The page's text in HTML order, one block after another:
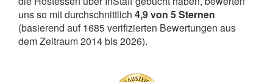
uns so mit durchschnittlich 4,9von 5Sternen
(basierend auf1685verifizierten Bewertungen aus
dem Zeitraum 2014 bis 2026).